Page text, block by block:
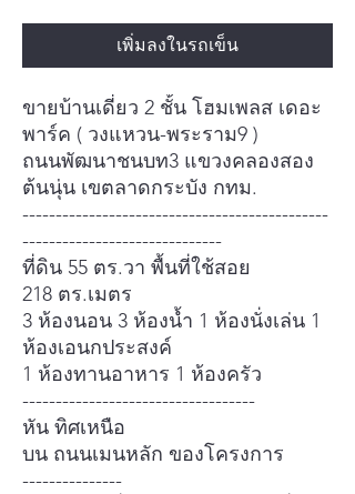
เพิ่มลงในรถเข็น
ขายบ้านเดี่ยว 2 ชั้น โฮมเพลส เดอะ
พาร์ค ( วงแหวน-พระราม9 )
ถนนพัฒนาชนบท3 แขวงคลองสอง
ต้นนุ่น เขตลาดกระบัง กทม.
----------------------------------------------
------------------------------
ที่ดิน 55 ตร.วา พื้นที่ใช้สอย
218 ตร.เมตร
3 ห้องนอน 3 ห้องน้ำ 1 ห้องนั่งเล่น 1
ห้องเอนกประสงค์
1 ห้องทานอาหาร 1 ห้องครัว
-----------------------------------
หัน ทิศเหนือ
บน ถนนเมนหลัก ของโครงการ
---------------